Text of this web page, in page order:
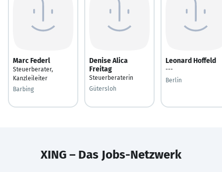
Marc Federl
Steuerberater,
Kanzleileiter
Barbing
Denise Alica
Freitag
Steuerberaterin
Gütersloh
Leonard Hoffeld
---
Berlin
XING – Das Jobs-Netzwerk